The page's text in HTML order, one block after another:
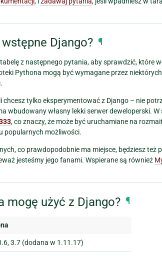
Django? ¶
z następnego pytania, aby sprawdzić, które
Pythona mogą być wymagane przez
chcesz tylko eksperymentować z Django – nie
wbudowany własny lekki serwer deweloperski.
, co znaczy, że może być uruchamiane na
popularnych możliwości.
co prawdopodobnie ma miejsce, będziesz też
jesteśmy jego fanami. Wspierane są również
mogę użyć z Django? ¶
3.7 (dodana w 1.11.17)